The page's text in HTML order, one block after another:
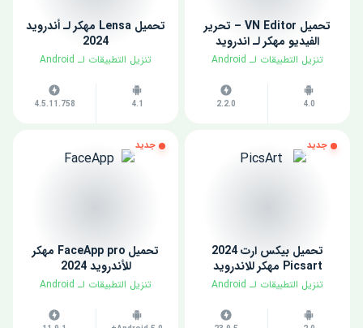
تحميل VN Editor – تحرير
الفيديو مهكر لـ اندرويد
​تنزيل التطبيقات لـ ​Android
4.0
2.2.0
تحميل Lensa مهكر لـ أندرويد
2024
​تنزيل التطبيقات لـ ​Android
4.1
4.5.11.758
جديد
تحميل بيكس ارت 2024
Picsart مهكر للاندرويد
​تنزيل التطبيقات لـ ​Android
جديد
تحميل FaceApp pro مهكر
للأندرويد 2024
​تنزيل التطبيقات لـ ​Android